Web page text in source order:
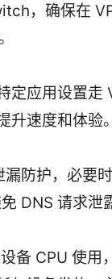
，确保在
定应用设置走
升速度和体验。
漏防护，必要
DNS 请求泄
备 CPU 使用